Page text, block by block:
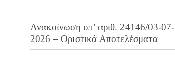
Ανακοίνωση υπ’ αριθ. 24146/03-07-
2026 – Οριστικά Αποτελέσματα